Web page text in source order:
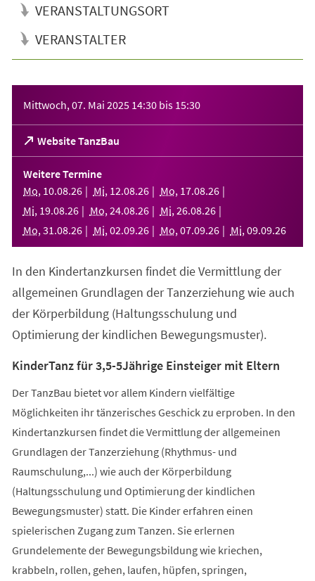
VERANSTALTUNGSORT
VERANSTALTER
Mittwoch, 07. Mai 2025 14:30 bis 15:30
Website TanzBau
(Öffnet
in
einem
neuen
Tab)
Weitere Termine
Mo, 10.08.26 Mi, 12.08.26 Mo, 17.08.26
Mi, 19.08.26 Mo, 24.08.26 Mi, 26.08.26
Mo, 31 .08.26 Mi, 02.09.26 Mo, 07.09.26 Mi, 09.09.26
In den Kindertanzkursen findet die Vermittlung der
allgemeinen Grundlagen der Tanzerziehung wie auch
der Körperbildung (Haltungsschulung und
Optimierung der kindlichen Bewegungsmuster).
KinderTanz für 3,5-5Jährige Einsteiger mit Eltern
Der TanzBau bietet vor allem Kindern vielfältige
Möglichkeiten ihr tänzerisches Geschick zu erproben. In den
Kindertanzkursen findet die Vermittlung der allgemeinen
Grundlagen der Tanzerziehung (Rhythmus- und
Raumschulung,...) wie auch der Körperbildung
(Haltungsschulung und Optimierung der kindlichen
Bewegungsmuster) statt. Die Kinder erfahren einen
spielerischen Zugang zum Tanzen. Sie erlernen
Grundelemente der Bewegungsbildung wie kriechen,
krabbeln, rollen, gehen, laufen, hüpfen, springen,